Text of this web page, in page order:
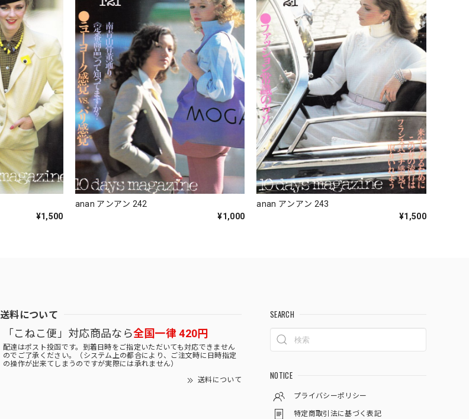
¥1,500
anan アンアン 242
¥1,000
anan アンアン 243
¥1,500
送料について
「こねこ便」対応商品なら全国一律 420円
配達はポスト投函です。到着日時をご指定いただいても対応できません
のでご了承ください。（システム上の都合により、ご注文時に日時指定
の操作が出来てしまうのですが実際には承れません）
送料について
SEARCH
NOTICE
プライバシーポリシー
特定商取引法に基づく表記